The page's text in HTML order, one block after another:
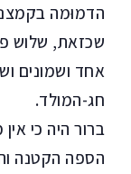
הדמוּמה
שכזאת, שלוש
אחד ושמונים
חג-המולד.
ברור היה כי
הספה הקטנה